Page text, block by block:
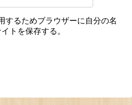
するためブラウザーに自分の名
トを保存する。